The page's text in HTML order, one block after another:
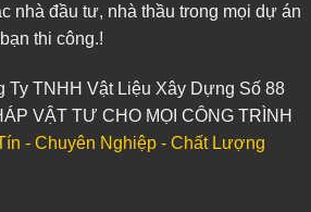
nhà đầu tư, nhà thầu trong mọi dự án
thi công.!
Ty TNHH Vật Liệu Xây Dựng Số 88
VẬT TƯ CHO MỌI CÔNG TRÌNH
- Chuyên Nghiệp - Chất Lượng